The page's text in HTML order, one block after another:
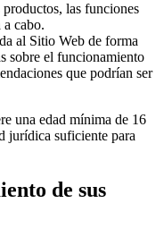
las funciones
cabo.
al Sitio Web de forma
sobre el funcionamiento
que podrían ser
una edad mínima de 16
jurídica suficiente para
de sus